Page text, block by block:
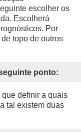
escolher os
Escolherá
Por
topo de outros
ponto:
definir a quais
tal existem duas